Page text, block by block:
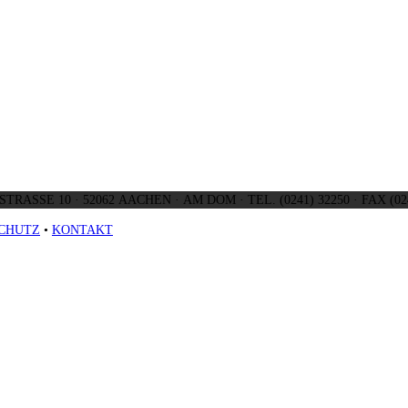
• KONTAKT